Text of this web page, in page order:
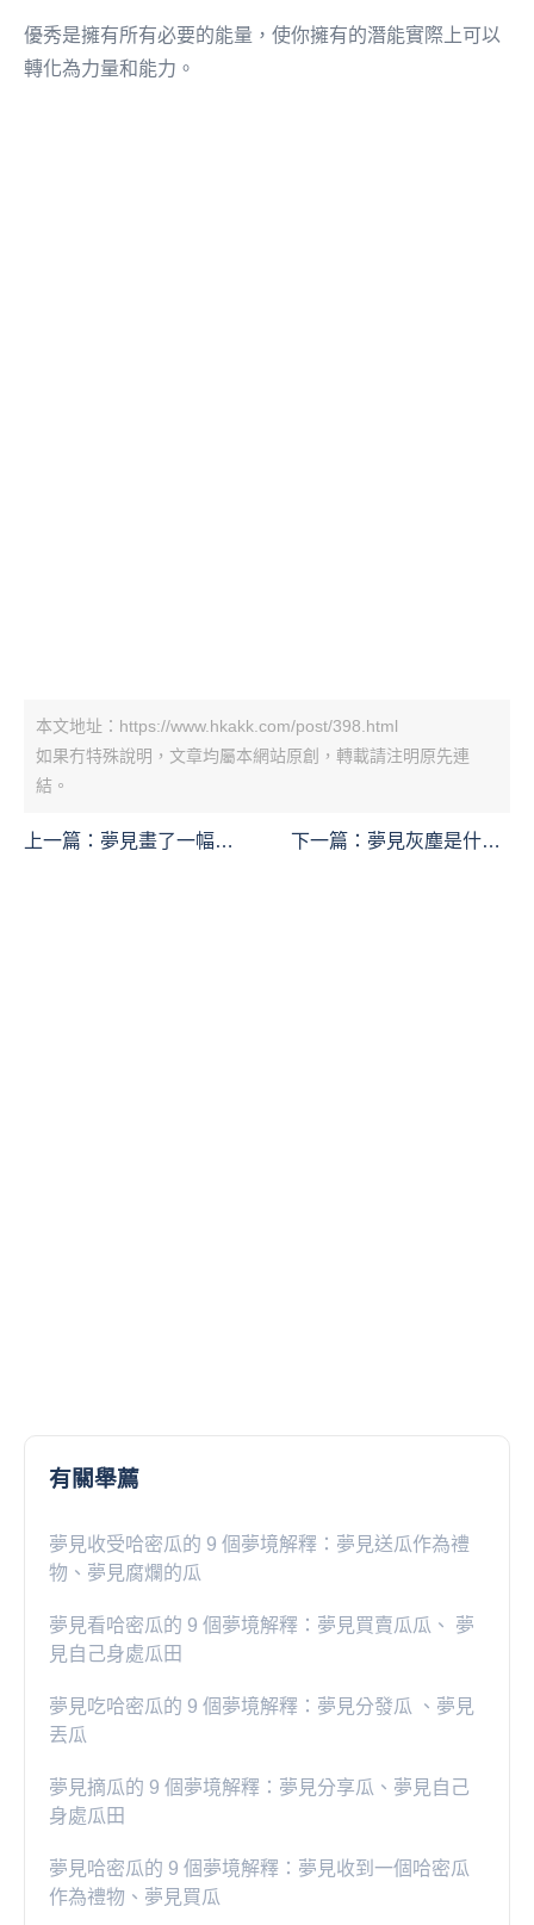
優秀是擁有所有必要的能量，使你擁有的潛能實際上可以
轉化為力量和能力。
本文地址：https://www.hkakk.com/post/398.html
如果冇特殊說明，文章均屬本網站原創，轉載請注明原先連
結。
上一篇： 夢見畫了一幅很
下一篇： 夢見灰塵是什麼
有關舉薦
夢見收受哈密瓜的 9 個夢境解釋：夢見送瓜作為禮
物、夢見腐爛的瓜
夢見看哈密瓜的 9 個夢境解釋：夢見買賣瓜瓜、 夢
見自己身處瓜田
夢見吃哈密瓜的 9 個夢境解釋：夢見分發瓜 、夢見
丟瓜
夢見摘瓜的 9 個夢境解釋：夢見分享瓜、夢見自己
身處瓜田
夢見哈密瓜的 9 個夢境解釋：夢見收到一個哈密瓜
作為禮物、夢見買瓜